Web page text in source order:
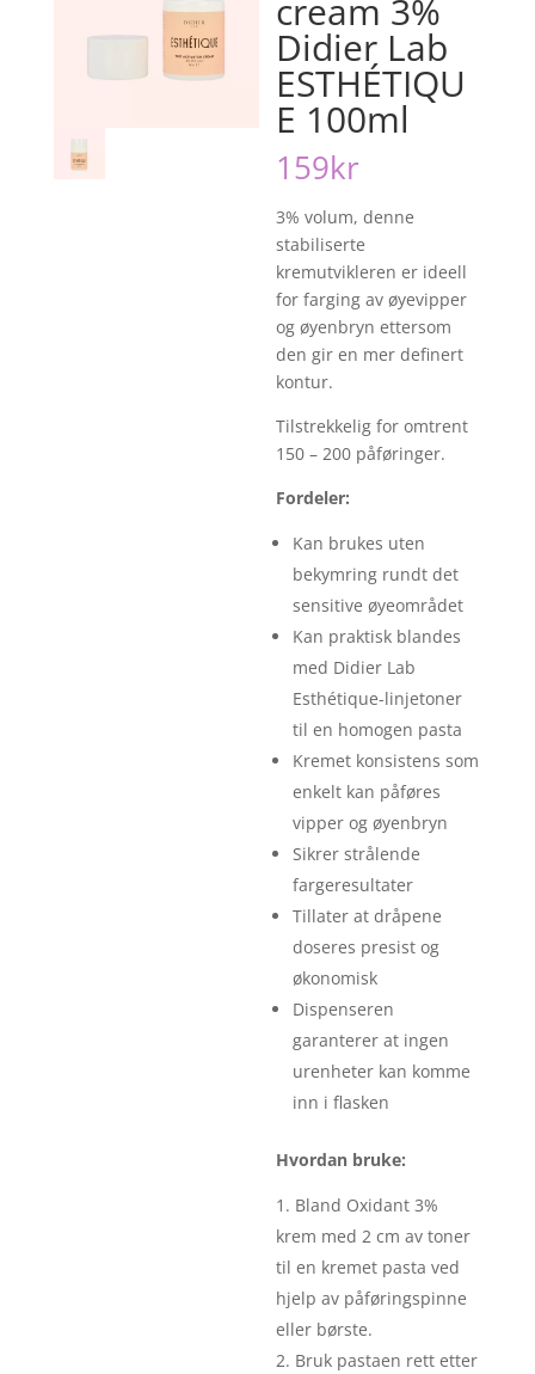
cream 3%
Didier Lab
ESTHÉTIQU
E 100ml
159kr
3% volum, denne
stabiliserte
kremutvikleren er ideell
for farging av øyevipper
og øyenbryn ettersom
den gir en mer definert
kontur.
Tilstrekkelig for omtrent
150 – 200 påføringer.
Fordeler:
Kan brukes uten
bekymring rundt det
sensitive øyeområdet
Kan praktisk blandes
med Didier Lab
Esthétique-linjetoner
til en homogen pasta
Kremet konsistens som
enkelt kan påføres
vipper og øyenbryn
Sikrer strålende
fargeresultater
Tillater at dråpene
doseres presist og
økonomisk
Dispenseren
garanterer at ingen
urenheter kan komme
inn i flasken
Hvordan bruke:
Bland Oxidant 3%
krem med 2 cm av toner
til en kremet pasta ved
hjelp av påføringspinne
eller børste.
Bruk pastaen rett etter